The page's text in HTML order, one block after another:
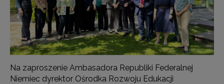
Na zaproszenie Ambasadora Republiki Federalnej
Niemiec dyrektor Ośrodka Rozwoju Edukacji